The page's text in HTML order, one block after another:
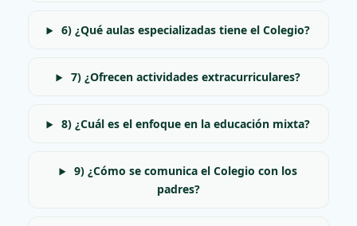
6) ¿Qué aulas especializadas tiene el Colegio?
7) ¿Ofrecen actividades extracurriculares?
8) ¿Cuál es el enfoque en la educación mixta?
9) ¿Cómo se comunica el Colegio con los
padres?